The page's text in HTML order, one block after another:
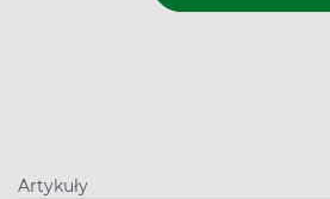
Artykuły